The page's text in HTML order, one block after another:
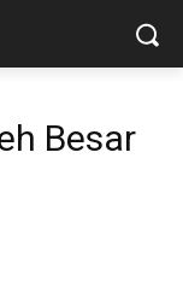
Besar